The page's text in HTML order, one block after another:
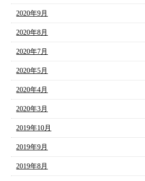
2020年9月
2020年8月
2020年7月
2020年5月
2020年4月
2020年3月
2019年10月
2019年9月
2019年8月